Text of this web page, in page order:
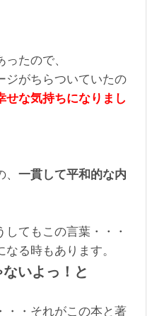
たので、
ジがちらついていたの
せな気持ちになりまし
一貫して平和的な内
てもこの言葉・・・
なる時もあります。
いよっ！と
・・それがこの本と著